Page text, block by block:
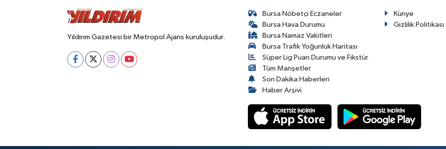
Yıldırım Gazetesi bir Metropol Ajans kuruluşudur.
Bursa Nöbetçi Eczaneler
Bursa Hava Durumu
Bursa Namaz Vakitleri
Bursa Trafik Yoğunluk Haritası
Süper Lig Puan Durumu ve Fikstür
Tüm Manşetler
Son Dakika Haberleri
Haber Arşivi
Künye
Gizlilik Politikası